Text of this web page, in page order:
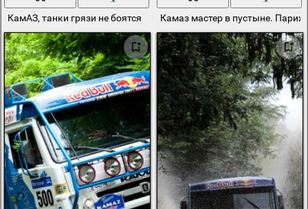
КамАЗ, танки грязи не боятся Камаз мастер в пустыне.